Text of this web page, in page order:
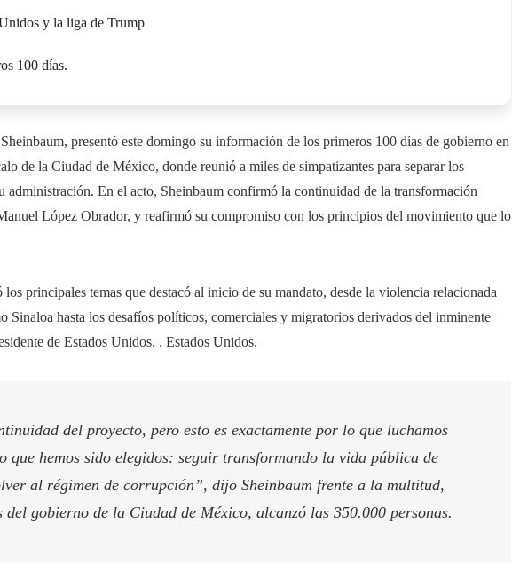
y la liga de Trump
100 días.
presentó este domingo su información de los primeros 100 días de gobierno en
de la Ciudad de México, donde reunió a miles de simpatizantes para separar los
administración. En el acto, Sheinbaum confirmó la continuidad de la transformación
López Obrador, y reafirmó su compromiso con los principios del movimiento que lo
principales temas que destacó al inicio de su mandato, desde la violencia relacionada
Sinaloa hasta los desafíos políticos, comerciales y migratorios derivados del inminente
de Estados Unidos. . Estados Unidos.
del proyecto, pero esto es exactamente por lo que luchamos
que hemos sido elegidos: seguir transformando la vida pública de
al régimen de corrupción”, dijo Sheinbaum frente a la multitud,
del gobierno de la Ciudad de México, alcanzó las 350.000 personas.